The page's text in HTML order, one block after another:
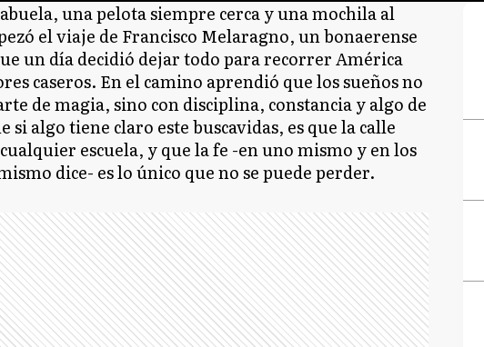
una pelota siempre cerca y una mochila al
el viaje de Francisco Melaragno, un bonaerense
un día decidió dejar todo para recorrer América
caseros. En el camino aprendió que los sueños no
de magia, sino con disciplina, constancia y algo de
si algo tiene claro este buscavidas, es que la calle
escuela, y que la fe -en uno mismo y en los
dice- es lo único que no se puede perder.